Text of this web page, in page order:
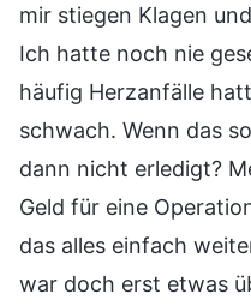
mir stiegen Klagen
Ich hatte noch nie
häufig Herzanfälle
schwach. Wenn das
dann nicht erledigt?
Geld für eine
das alles einfach
war doch erst etwas